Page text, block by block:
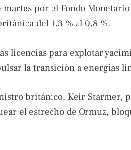
por el Fondo
del 1,3 % al 0,8 %.
licencias para explotar
la transición a energías
británico, Keir Starmer,
el estrecho de Ormuz,